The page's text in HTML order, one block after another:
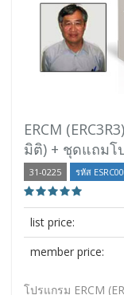
ERCM
มิติ) + ชุดแถมโ
31-0225 รหัส
list price:
member price:
โปรแกรม ERCM